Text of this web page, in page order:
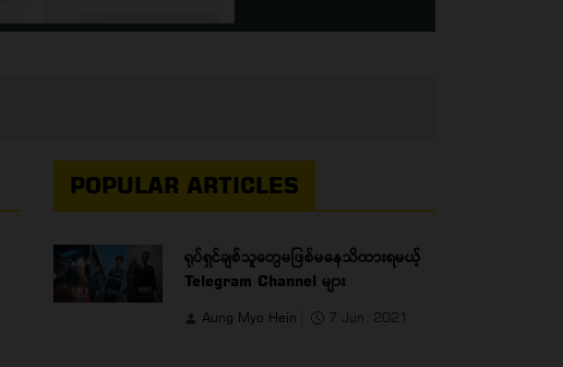
POPULAR ARTICLES
ရုပ်ရှင်ချစ်သူတွေမဖြစ်မနေသိထားရမယ့်
Telegram Channel များ
Aung Myo Hein 7 Jun, 2021